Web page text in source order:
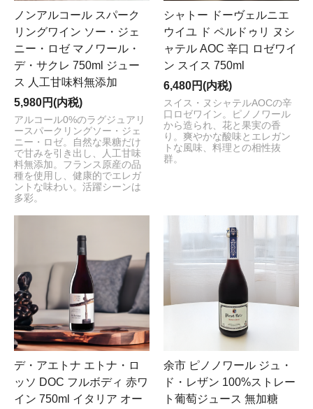
ノンアルコール スパーク
リングワイン ソー・ジェ
ニー・ロゼ マノワール・
デ・サクレ 750ml ジュー
ス 人工甘味料無添加
5,980円(内税)
アルコール0%のラグジュアリ
ースパークリングソー・ジェ
ニー・ロゼ。自然な果糖だけ
で甘みを引き出し、人工甘味
料無添加。フランス原産の品
種を使用し、健康的でエレガ
ントな味わい。活躍シーンは
多彩。
シャトー ドーヴェルニエ
ウイユ ド ペルドゥリ ヌシ
ャテル AOC 辛口 ロゼワイ
ン スイス 750ml
6,480円(内税)
スイス・ヌシャテルAOCの辛
口ロゼワイン。ピノノワール
から造られ、花と果実の香
り。爽やかな酸味とエレガン
トな風味、料理との相性抜
群。
デ・アエトナ エトナ・ロ
ッソ DOC フルボディ 赤ワ
イン 750ml イタリア オー
余市 ピノノワール ジュ・
ド・レザン 100%ストレー
ト葡萄ジュース 無加糖